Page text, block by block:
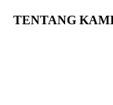
TENTANG